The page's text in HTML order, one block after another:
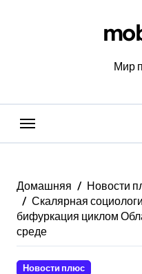
Мир
Домашняя
Новости
Скалярная
бифуркация циклом
среде
Новости плюс